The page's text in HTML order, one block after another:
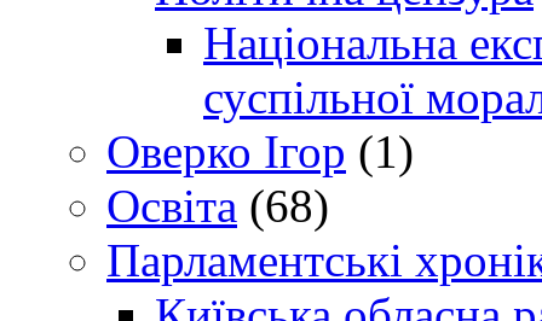
Національна
суспільної
Оверко Ігор (1)
Освіта (68)
Парламентські